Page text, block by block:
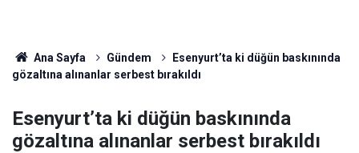
Ana Sayfa Gündem
Esenyurt’ta ki düğün baskınında
gözaltına alınanlar serbest bırakıldı
Esenyurt’ta ki düğün baskınında
gözaltına alınanlar serbest bırakıldı